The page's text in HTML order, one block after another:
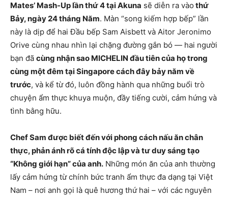
Mates’ Mash-Up lần thứ 4 tại Akuna sẽ diễn ra vào thứ
Bảy, ngày 24 tháng Năm. Màn “song kiếm hợp bếp” lần
này là dịp để hai Đầu bếp Sam Aisbett và Aitor Jeronimo
Orive cùng nhau nhìn lại chặng đường gắn bó — hai người
bạn đã cùng nhận sao MICHELIN đầu tiên của họ trong
cùng một đêm tại Singapore cách đây bảy năm về
trước, và kể từ đó, luôn đồng hành qua những buổi trò
chuyện ẩm thực khuya muộn, đầy tiếng cười, cảm hứng và
tình bằng hữu.
Chef Sam được biết đến với phong cách nấu ăn chân
thực, phản ánh rõ cá tính độc lập và tư duy sáng tạo
“Không giới hạn” của anh. Những món ăn của anh thường
lấy cảm hứng từ chính bức tranh ẩm thực đa dạng tại Việt
Nam – nơi anh gọi là quê hương thứ hai – với các nguyên